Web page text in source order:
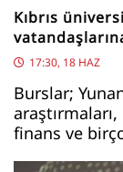
Kıbrıs
17:30, 18 HAZ
Burslar;
finans ve